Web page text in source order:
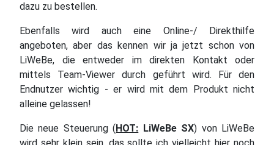
dazu zu bestellen.
Ebenfalls wird auch eine Online-/ Direkthilfe
angeboten, aber das kennen wir ja jetzt schon von
LiWeBe, die entweder im direkten Kontakt oder
mittels Team-Viewer durch geführt wird. Für den
Endnutzer wichtig - er wird mit dem Produkt nicht
alleine gelassen!
Die neue Steuerung (HOT: LiWeBe SX) von LiWeBe